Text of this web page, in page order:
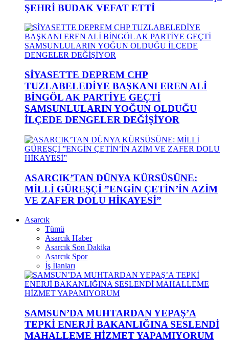
ŞEHRİ BUDAK VEFAT ETTİ
SİYASETTE DEPREM CHP
TUZLABELEDİYE BAŞKANI EREN ALİ
BİNGÖL AK PARTİYE GEÇTİ
SAMSUNLULARIN YOĞUN OLDUĞU
İLÇEDE DENGELER DEĞİŞİYOR
ASARCIK’TAN DÜNYA KÜRSÜSÜNE:
MİLLİ GÜREŞÇİ ”ENGİN ÇETİN’İN AZİM
VE ZAFER DOLU HİKAYESİ”
Asarcık
Tümü
Asarcık Haber
Asarcık Son Dakika
Asarcık Spor
İş İlanları
SAMSUN’DA MUHTARDAN YEPAŞ’A
TEPKİ ENERJİ BAKANLIĞINA SESLENDİ
MAHALLEME HİZMET YAPAMIYORUM